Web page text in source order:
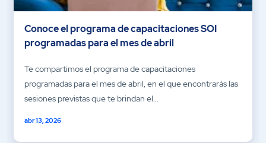
Conoce el programa de capacitaciones SOI
programadas para el mes de abril
Te compartimos el programa de capacitaciones
programadas para el mes de abril, en el que encontrarás las
sesiones previstas que te brindan el...
abr 13, 2026